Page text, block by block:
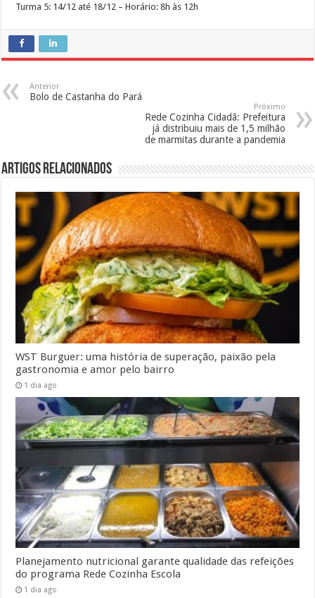
Turma 5: 14/12 até 18/12 – Horário: 8h às 12h
Anterior
Bolo de Castanha do Pará
Próximo
Rede Cozinha Cidadã: Prefeitura
já distribuiu mais de 1,5 milhão
de marmitas durante a pandemia
Artigos Relacionados
WST Burguer: uma história de superação, paixão pela
gastronomia e amor pelo bairro
1 dia ago
Planejamento nutricional garante qualidade das refeições
do programa Rede Cozinha Escola
1 dia ago